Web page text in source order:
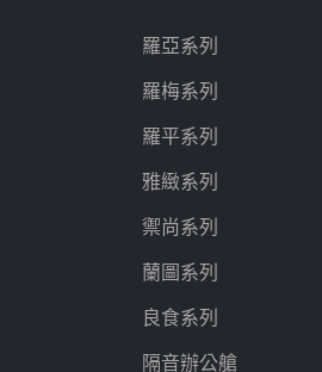
羅亞系列
羅梅系列
羅平系列
雅緻系列
禦尚系列
蘭圖系列
良食系列
隔音辦公艙